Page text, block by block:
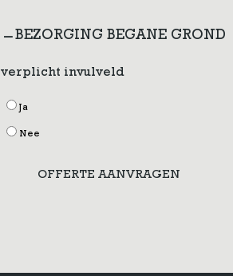
BEZORGING BEGANE GROND
verplicht invulveld
Ja
Nee
OFFERTE AANVRAGEN